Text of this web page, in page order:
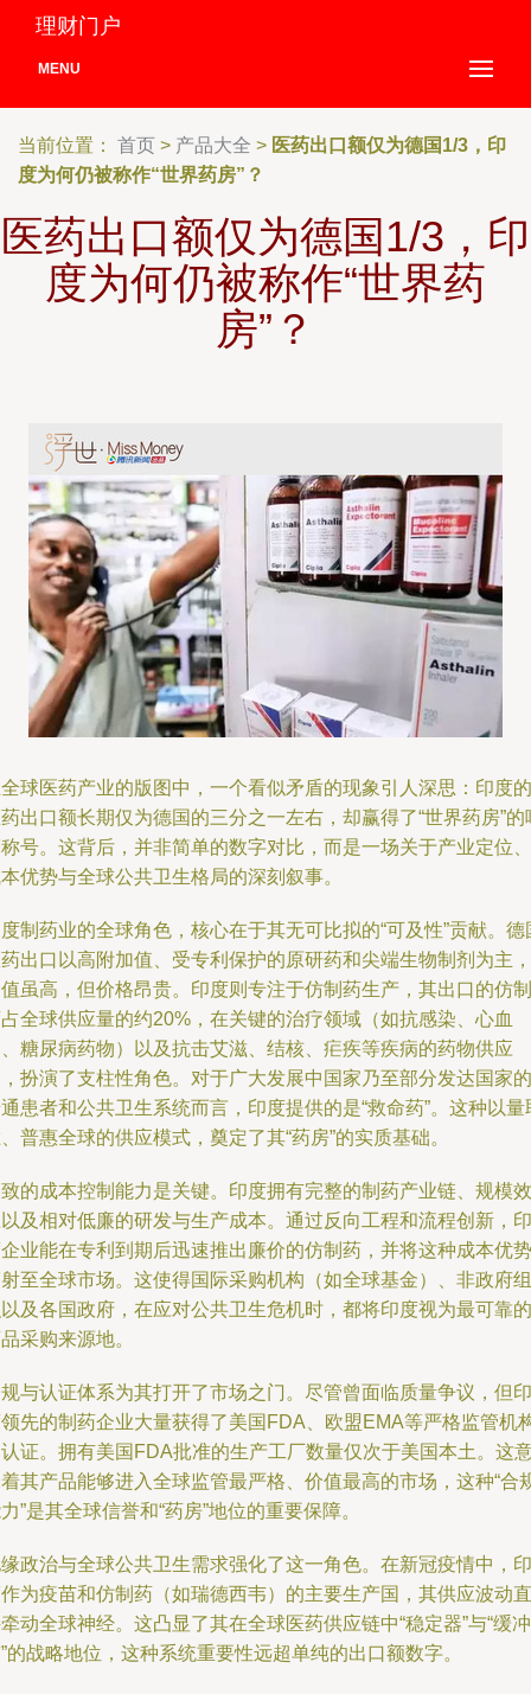
理财门户
MENU
当前位置： 首页 > 产品大全 > 医药出口额仅为德国1/3，印
度为何仍被称作“世界药房”？
医药出口额仅为德国1/3，印
度为何仍被称作“世界药
房”？
球医药产业的版图中，一个看似矛盾的现象引人深思：印度的
出口额长期仅为德国的三分之一左右，却赢得了“世界药房”的
号。这背后，并非简单的数字对比，而是一场关于产业定位、
优势与全球公共卫生格局的深刻叙事。
制药业的全球角色，核心在于其无可比拟的“可及性”贡献。德
出口以高附加值、受专利保护的原研药和尖端生物制剂为主，
虽高，但价格昂贵。印度则专注于仿制药生产，其出口的仿制
全球供应量的约20%，在关键的治疗领域（如抗感染、心血
糖尿病药物）以及抗击艾滋、结核、疟疾等疾病的药物供应
扮演了支柱性角色。对于广大发展中国家乃至部分发达国家的
患者和公共卫生系统而言，印度提供的是“救命药”。这种以量
普惠全球的供应模式，奠定了其“药房”的实质基础。
的成本控制能力是关键。印度拥有完整的制药产业链、规模效
及相对低廉的研发与生产成本。通过反向工程和流程创新，印
业能在专利到期后迅速推出廉价的仿制药，并将这种成本优势
至全球市场。这使得国际采购机构（如全球基金）、非政府组
及各国政府，在应对公共卫生危机时，都将印度视为最可靠的
采购来源地。
与认证体系为其打开了市场之门。尽管曾面临质量争议，但印
先的制药企业大量获得了美国FDA、欧盟EMA等严格监管机
证。拥有美国FDA批准的生产工厂数量仅次于美国本土。这
其产品能够进入全球监管最严格、价值最高的市场，这种“合
”是其全球信誉和“药房”地位的重要保障。
政治与全球公共卫生需求强化了这一角色。在新冠疫情中，印
为疫苗和仿制药（如瑞德西韦）的主要生产国，其供应波动直
动全球神经。这凸显了其在全球医药供应链中“稳定器”与“缓冲
的战略地位，这种系统重要性远超单纯的出口额数字。